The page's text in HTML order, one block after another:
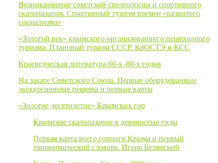
Возникновение советской спелеологии и спортивного
скалолазания. Спортивный туризм времен «развитого
социализма»
«Золотой век» крымского организованного пешеходного
туризма. Плановый туризм СССР. КрОСТЭ и КСС
Краеведческая литература 60-х–80-х годов
На закате Советского Союза. Первые оборудованные
экскурсионные пещеры и первые карты
«Золотое десятилетие» Крымских гор
Крымское скалолазание в девяностые годы
Первая карта всего горного Крыма и первый
топонимический словарь. Игорь Белянский